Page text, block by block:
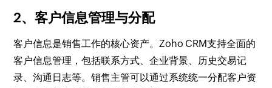
2、客户信息管理与分配
客户信息是销售工作的核心资产。Zoho CRM支持全面的
客户信息管理，包括联系方式、企业背景、历史交易记
录、沟通日志等。销售主管可以通过系统统一分配客户资